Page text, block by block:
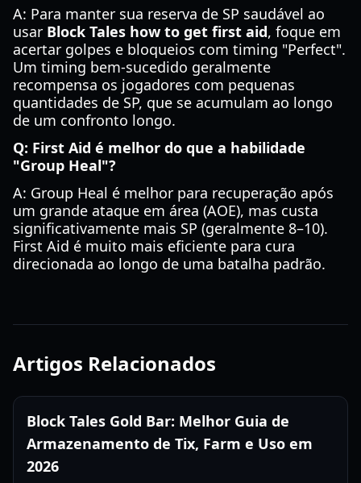
A: Para manter sua reserva de SP saudável ao
usar Block Tales how to get first aid, foque em
acertar golpes e bloqueios com timing "Perfect".
Um timing bem-sucedido geralmente
recompensa os jogadores com pequenas
quantidades de SP, que se acumulam ao longo
de um confronto longo.
Q: First Aid é melhor do que a habilidade
"Group Heal"?
A: Group Heal é melhor para recuperação após
um grande ataque em área (AOE), mas custa
significativamente mais SP (geralmente 8–10).
First Aid é muito mais eficiente para cura
direcionada ao longo de uma batalha padrão.
Artigos Relacionados
Block Tales Gold Bar: Melhor Guia de
Armazenamento de Tix, Farm e Uso em
2026